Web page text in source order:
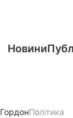
Новини
ГордонПолітика